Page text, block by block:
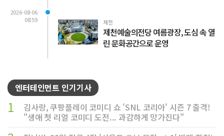
2026-08-06
08:59
제천
제천예술의전당 여름광장, 도심 속 열
린 문화공간으로 운영
엔터테인먼트 인기기사
1
김사랑, 쿠팡플레이 코미디 쇼 'SNL 코리아' 시즌 7 출격!
"생애 첫 리얼 코미디 도전... 과감하게 망가진다"